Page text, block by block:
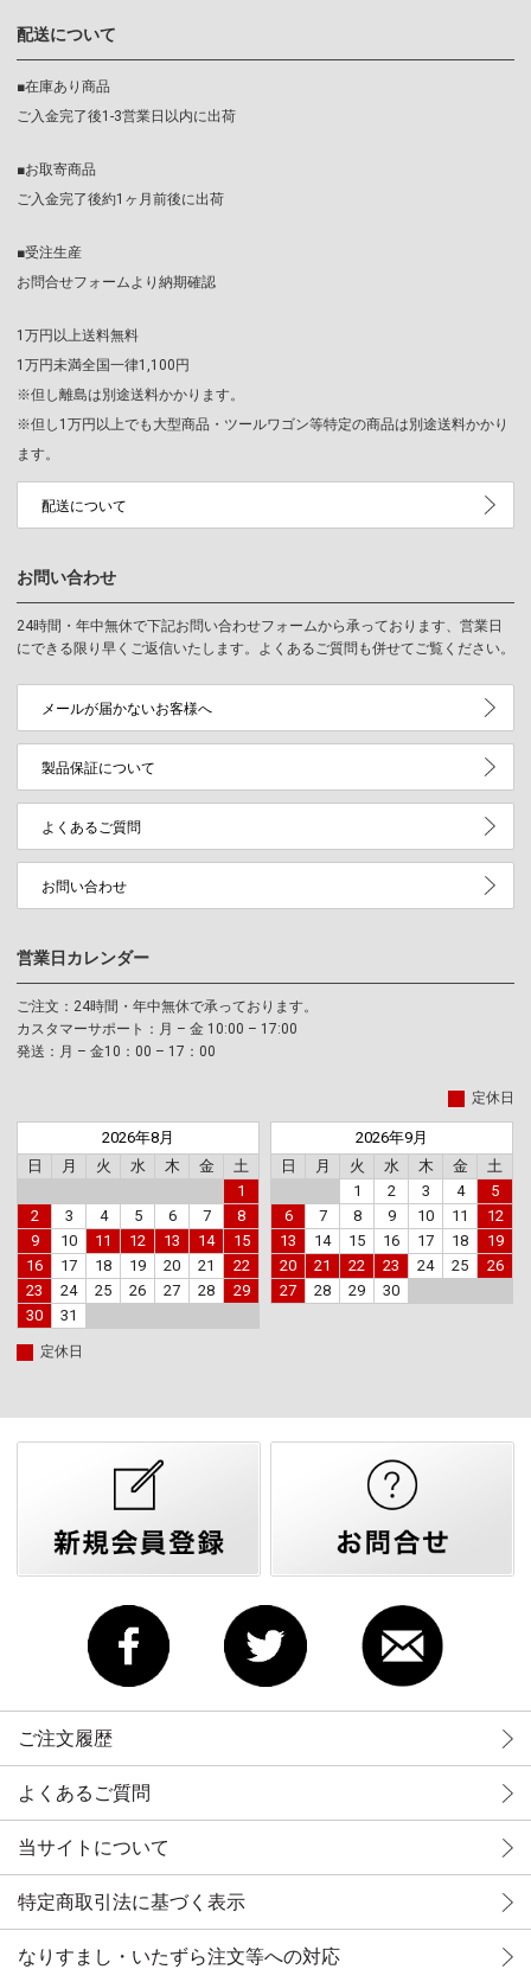
配送について
■在庫あり商品
ご入金完了後1-3営業日以内に出荷
■お取寄商品
ご入金完了後約1ヶ月前後に出荷
■受注生産
お問合せフォームより納期確認
1万円以上送料無料
1万円未満全国一律1,100円
※但し離島は別途送料かかります。
※但し1万円以上でも大型商品・ツールワゴン等特定の商品は別途送料かかり
ます。
配送について
お問い合わせ
24時間・年中無休で下記お問い合わせフォームから承っております、営業日
にできる限り早くご返信いたします。よくあるご質問も併せてご覧ください。
メールが届かないお客様へ
製品保証について
よくあるご質問
お問い合わせ
営業日カレンダー
ご注文：24時間・年中無休で承っております。
カスタマーサポート：月 – 金 10:00 – 17:00
発送：月 – 金10：00 – 17：00
定休日
2026年8月
日
月 火 水 木 金
土
1
2
3 4 5 6 7
8
9
10 11 12 13 14
15
16
17 18 19 20 21
22
23
24 25 26 27 28
29
30
31
2026年9月
日
月 火 水 木 金
土
1
2 3 4
5
6
7 8 9 10 11
12
13
14 15 16 17 18
19
20
21 22 23 24 25
26
27
28 29 30
定休日
ご注文履歴
よくあるご質問
当サイトについて
特定商取引法に基づく表示
なりすまし・いたずら注文等への対応